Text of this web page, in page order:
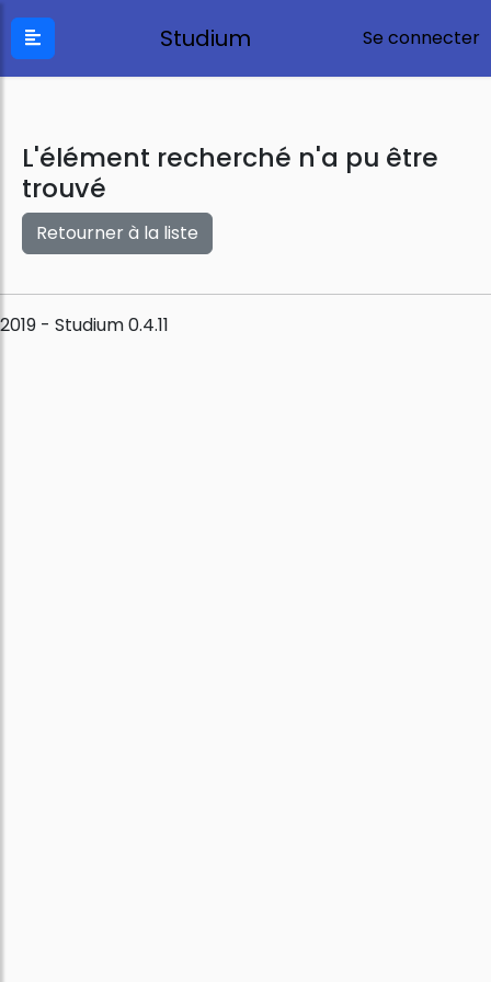
Studium Se connecter
L'élément recherché n'a pu être
trouvé
Retourner à la liste
2019 - Studium 0.4.11